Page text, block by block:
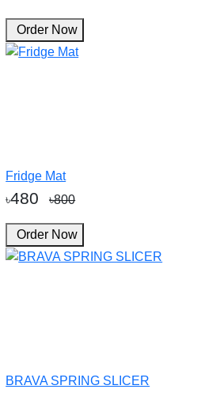
Order Now
Fridge Mat
৳480 ৳800
Order Now
BRAVA SPRING SLICER